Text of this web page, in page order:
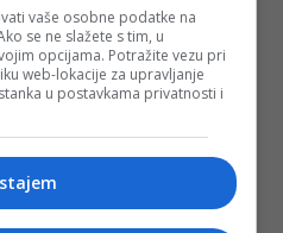
vaše osobne podatke na
se ne slažete s tim, u
opcijama. Potražite vezu pri
web-lokacije za upravljanje
u postavkama privatnosti i